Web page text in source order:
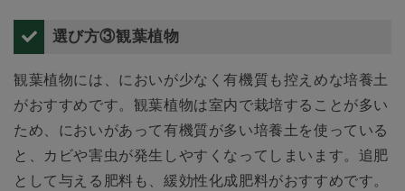
選び方③観葉植物
観葉植物には、においが少なく有機質も控えめな培養土
がおすすめです。観葉植物は室内で栽培することが多い
ため、においがあって有機質が多い培養土を使っている
と、カビや害虫が発生しやすくなってしまいます。追肥
として与える肥料も、緩効性化成肥料がおすすめです。